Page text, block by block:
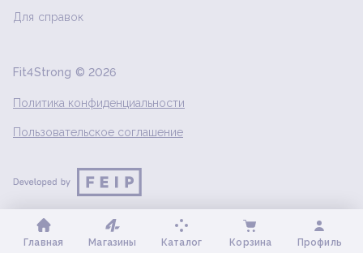
Для справок
Fit4Strong © 2026
Политика конфиденциальности
Пользовательское соглашение
Главная Магазины Каталог Корзина Профиль